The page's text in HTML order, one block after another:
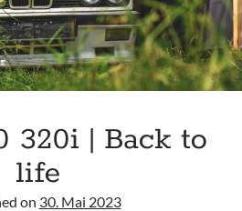
320i | Back to
life
on 30. Mai 2023